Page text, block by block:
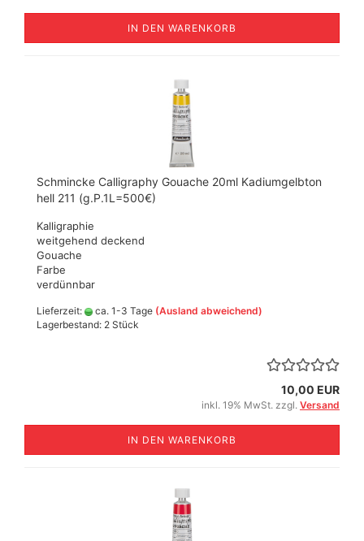
IN DEN WARENKORB
Schmincke Calligraphy Gouache 20ml Kadiumgelbton
hell 211 (g.P.1L=500€)
Kalligraphie
weitgehend deckend
Gouache
Farbe
verdünnbar
Lieferzeit: ca. 1-3 Tage (Ausland abweichend)
Lagerbestand: 2 Stück
10,00 EUR
inkl. 19% MwSt. zzgl. Versand
IN DEN WARENKORB